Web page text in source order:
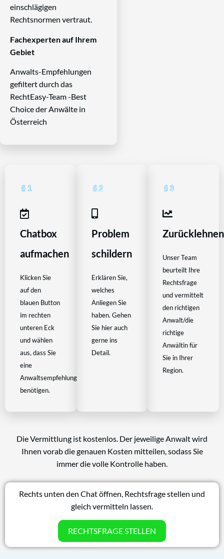
einschlägigen
Rechtsnormen vertraut.
Fachexperten auf Ihrem
Gebiet
Anwalts-Empfehlungen
gefiltert durch das
RechtEasy-Team -Best
Choice der Anwälte in
Österreich
Chatbox
aufmachen
Klicken Sie
auf den
blauen Button
im rechten
unteren Eck
und wählen
aus, dass Sie
eine
Anwaltsempfehlung
benötigen.
Problem
schildern
Erklären Sie,
welches
Anliegen Sie
haben. Gehen
Sie hier auch
gerne ins
Detail.
Zurücklehnen
Unser Team
beurteilt Ihre
Rechtsfrage
und vermittelt
den richtigen
Anwalt/die
richtige
Anwältin für
Sie in Ihrer
Region.
Die Vermittlung ist kostenlos. Der jeweilige Anwalt wird
Ihnen vorab die genauen Kosten mitteilen, sodass Sie
immer die volle Kontrolle haben.
Rechts unten den Chat öffnen, Rechtsfrage stellen und
gleich vermitteln lassen.
RECHTSFRAGE STELLEN